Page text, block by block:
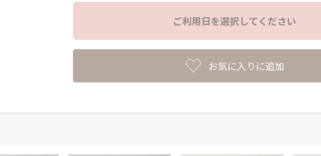
ご利用日を選択してください
お気に入りに追加